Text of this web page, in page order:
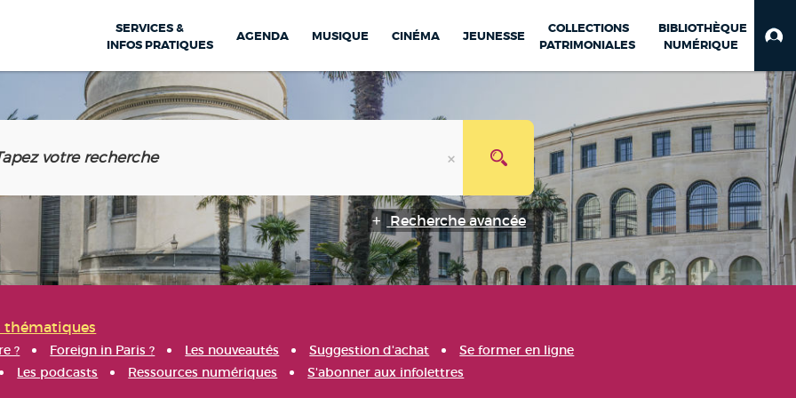
SERVICES &
INFOS PRATIQUES
AGENDA MUSIQUE CINÉMA JEUNESSE
COLLECTIONS
PATRIMONIALES
BIBLIOTHÈQUE
NUMÉRIQUE
Recherche avancée
thématiques
? Foreign in Paris ? Les nouveautés Suggestion d'achat
Se former en ligne
Les podcasts Ressources numériques S'abonner aux infolettres